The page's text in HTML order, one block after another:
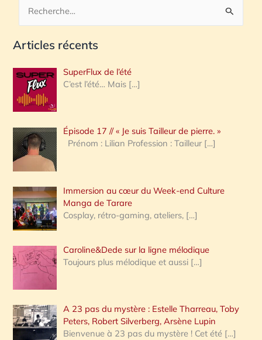
c
e
r
c
h
e
:
Articles récents
SuperFlux de l’été
C’est l’été… Mais […]
Épisode 17 // « Je suis Tailleur de pierre. »
Prénom : Lilian Profession : Tailleur […]
Immersion au cœur du Week-end Culture
Manga de Tarare
Cosplay, rétro-gaming, ateliers, […]
Caroline&Dede sur la ligne mélodique
Toujours plus mélodique et aussi […]
A 23 pas du mystère : Estelle Tharreau, Toby
Peters, Robert Silverberg, Arsène Lupin
Bienvenue à 23 pas du mystère ! Cet été […]